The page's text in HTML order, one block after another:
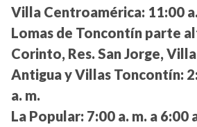
Villa Centroamérica: 11:00
Lomas de Toncontín parte
Corinto, Res. San Jorge,
Antigua y Villas Toncontín:
a. m.
La Popular: 7:00 a. m. a 6:00